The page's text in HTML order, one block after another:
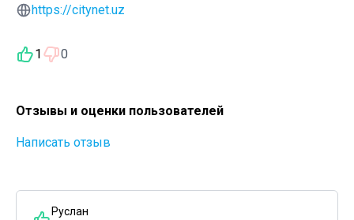
https://citynet.uz
1 0
Отзывы и оценки пользователей
Написать отзыв
Руслан